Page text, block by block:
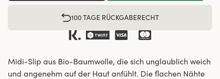
100 TAGE RÜCKGABERECHT
Midi-Slip aus Bio-Baumwolle, die sich unglaublich weich
und angenehm auf der Haut anfühlt. Die flachen Nähte